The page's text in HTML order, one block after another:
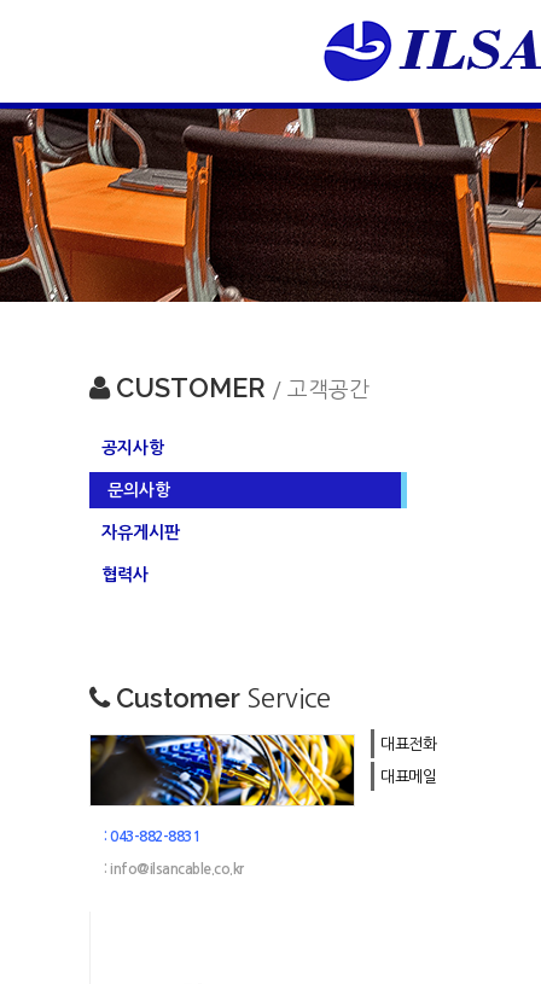
CUSTOMER / 고객공간
공지사항
문의사항
자유게시판
협력사
Customer Service
대표전화
대표메일
: 043-882-8831
: info@ilsancable.co.kr